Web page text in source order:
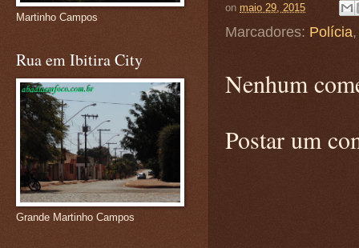
on maio 29, 2015
Marcadores: Polícia
Nenhum
Postar um
Martinho Campos
Rua em Ibitira City
Grande Martinho Campos